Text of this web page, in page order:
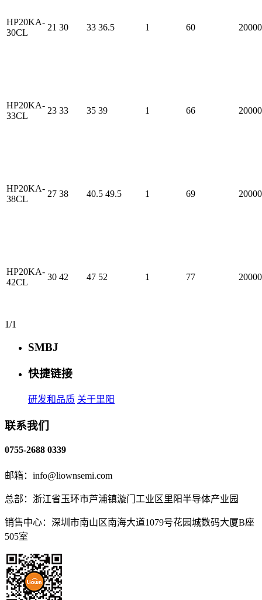
HP20KA-
30CL
21 30 33 36.5 1 60 20000
HP20KA-
33CL
23 33 35 39 1 66 20000
HP20KA-
38CL
27 38 40.5 49.5 1 69 20000
HP20KA-
42CL
30 42 47 52 1 77 20000
1/1
SMBJ
快捷链接
研发和品质 关于里阳
联系我们
0755-2688 0339
邮箱：info@liownsemi.com
总部：浙江省玉环市芦浦镇漩门工业区里阳半导体产业园
销售中心：深圳市南山区南海大道1079号花园城数码大厦B座
505室